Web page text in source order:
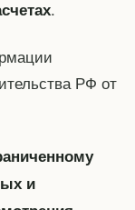
.
РФ от
и